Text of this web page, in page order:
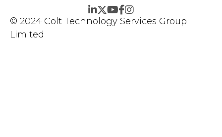
© 2024 Colt Technology Services Group
Limited